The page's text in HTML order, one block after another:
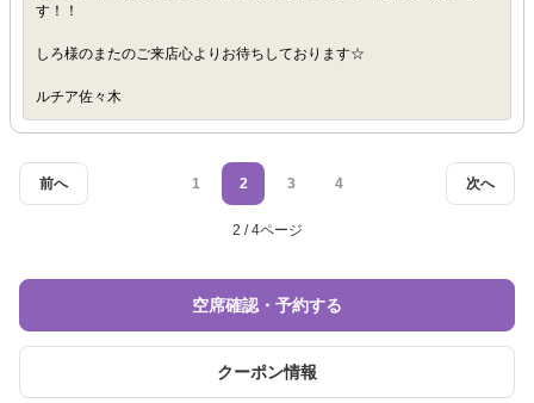
す！！
しろ様のまたのご来店心よりお待ちしております☆
ルチア佐々木
前へ 次へ
1 2 3 4
2 / 4ページ
空席確認・予約する
クーポン情報